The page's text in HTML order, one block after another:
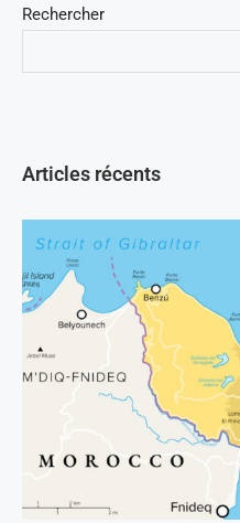
Rechercher
Articles récents